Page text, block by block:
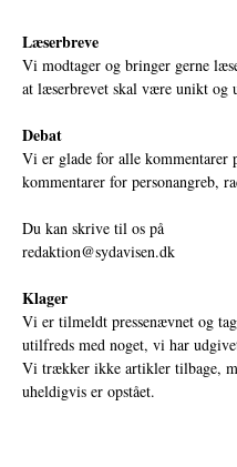
Læserbreve
Vi modtager og bringer gerne
at læserbrevet skal være unikt og
Debat
Vi er glade for alle kommentarer
kommentarer for personangreb,
Du kan skrive til os på
redaktion@sydavisen.dk
Klager
Vi er tilmeldt pressenævnet og
utilfreds med noget, vi har
Vi trækker ikke artikler tilbage,
uheldigvis er opstået.